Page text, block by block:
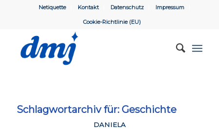
Netiquette Kontakt Datenschutz Impressum
Cookie-Richtlinie (EU)
Schlagwortarchiv für: Geschichte
DANIELA